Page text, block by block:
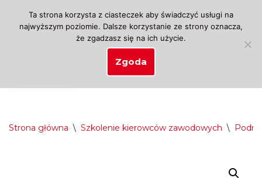
Przejdź
Strona główna \ Szkolenie kierowców zawodowych \
Ta strona korzysta z ciasteczek aby świadczyć usługi na
najwyższym poziomie. Dalsze korzystanie ze strony oznacza,
że zgadzasz się na ich użycie.
Zgoda